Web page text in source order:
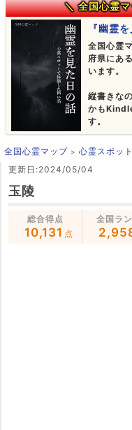
＼ 全国心霊
『幽霊
全国心霊
府県にあ
います。
縦書きな
かも
す。
全国心霊マップ 心霊スポット
更新日:2024/05/04
玉陵
総合得点
10,131 点
全国ラ